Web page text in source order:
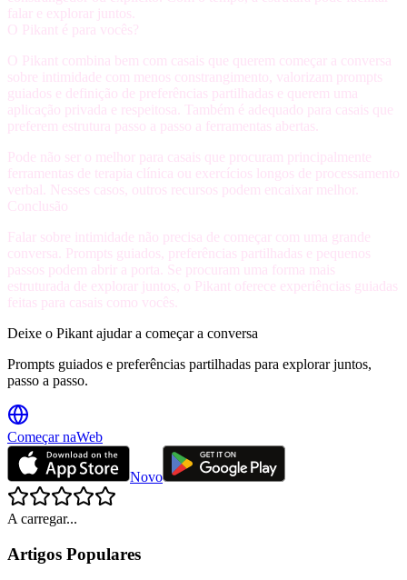
falar e explorar juntos.
O Pikant é para vocês?
O Pikant combina bem com casais que querem começar a conversa
sobre intimidade com menos constrangimento, valorizam prompts
guiados e definição de preferências partilhadas e querem uma
aplicação privada e respeitosa. Também é adequado para casais que
preferem estrutura passo a passo a ferramentas abertas.
Pode não ser o melhor para casais que procuram principalmente
ferramentas de terapia clínica ou exercícios longos de processamento
verbal. Nesses casos, outros recursos podem encaixar melhor.
Conclusão
Falar sobre intimidade não precisa de começar com uma grande
conversa. Prompts guiados, preferências partilhadas e pequenos
passos podem abrir a porta. Se procuram uma forma mais
estruturada de explorar juntos, o Pikant oferece experiências guiadas
feitas para casais como vocês.
Deixe o Pikant ajudar a começar a conversa
Prompts guiados e preferências partilhadas para explorar juntos,
passo a passo.
Começar naWeb
Novo
A carregar...
Artigos Populares